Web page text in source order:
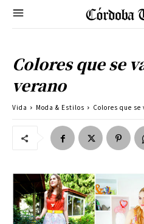
Colores que se
verano
Vida Moda & Estilos Colores que